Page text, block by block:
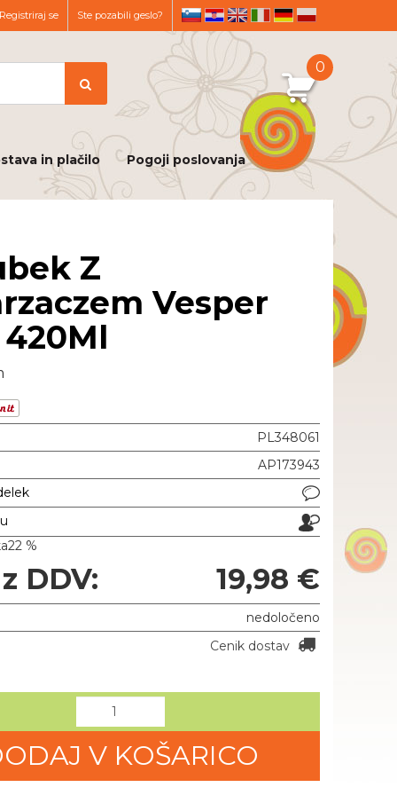
sl hr en de pl
Registriraj se Ste pozabili geslo?
0
in plačilo Pogoji poslovanja
Z
Vesper
PL348061
AP173943
22 %
DDV: 19,98 €
nedoločeno
Cenik dostav
V KOŠARICO